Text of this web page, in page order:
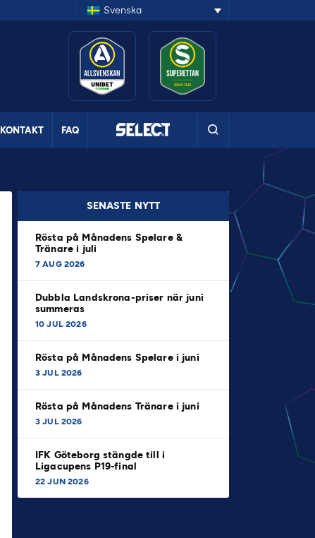
Svenska
KONTAKT FAQ
SENASTE NYTT
Rösta på Månadens Spelare &
Tränare i juli
7 AUG 2026
Dubbla Landskrona-priser när juni
summeras
10 JUL 2026
Rösta på Månadens Spelare i juni
3 JUL 2026
Rösta på Månadens Tränare i juni
3 JUL 2026
IFK Göteborg stängde till i
Ligacupens P19-final
22 JUN 2026